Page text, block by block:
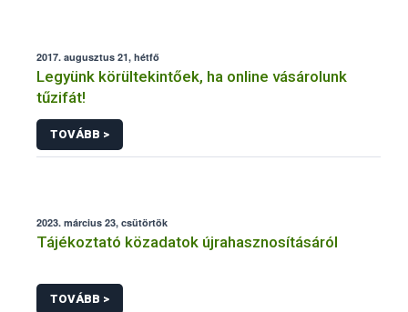
2017. augusztus 21, hétfő
Legyünk körültekintőek, ha online vásárolunk
tűzifát!
TOVÁBB >
2023. március 23, csütörtök
Tájékoztató közadatok újrahasznosításáról
TOVÁBB >